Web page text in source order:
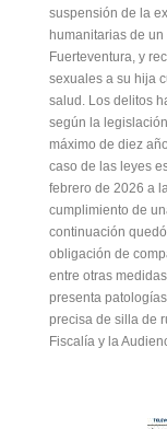
suspensión de la
humanitarias de
Fuerteventura, y
sexuales a su hija
salud. Los delitos
según la
máximo de diez
caso de las leyes
febrero de 2026 a
cumplimiento de
continuación
obligación de
entre otras
presenta
precisa de silla de
Fiscalía y la